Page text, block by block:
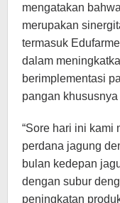
mengatakan
merupakan
termasuk
dalam
berimplementasi
pangan
“Sore hari ini
perdana jagung
bulan kedepan
dengan subur
peningkatan